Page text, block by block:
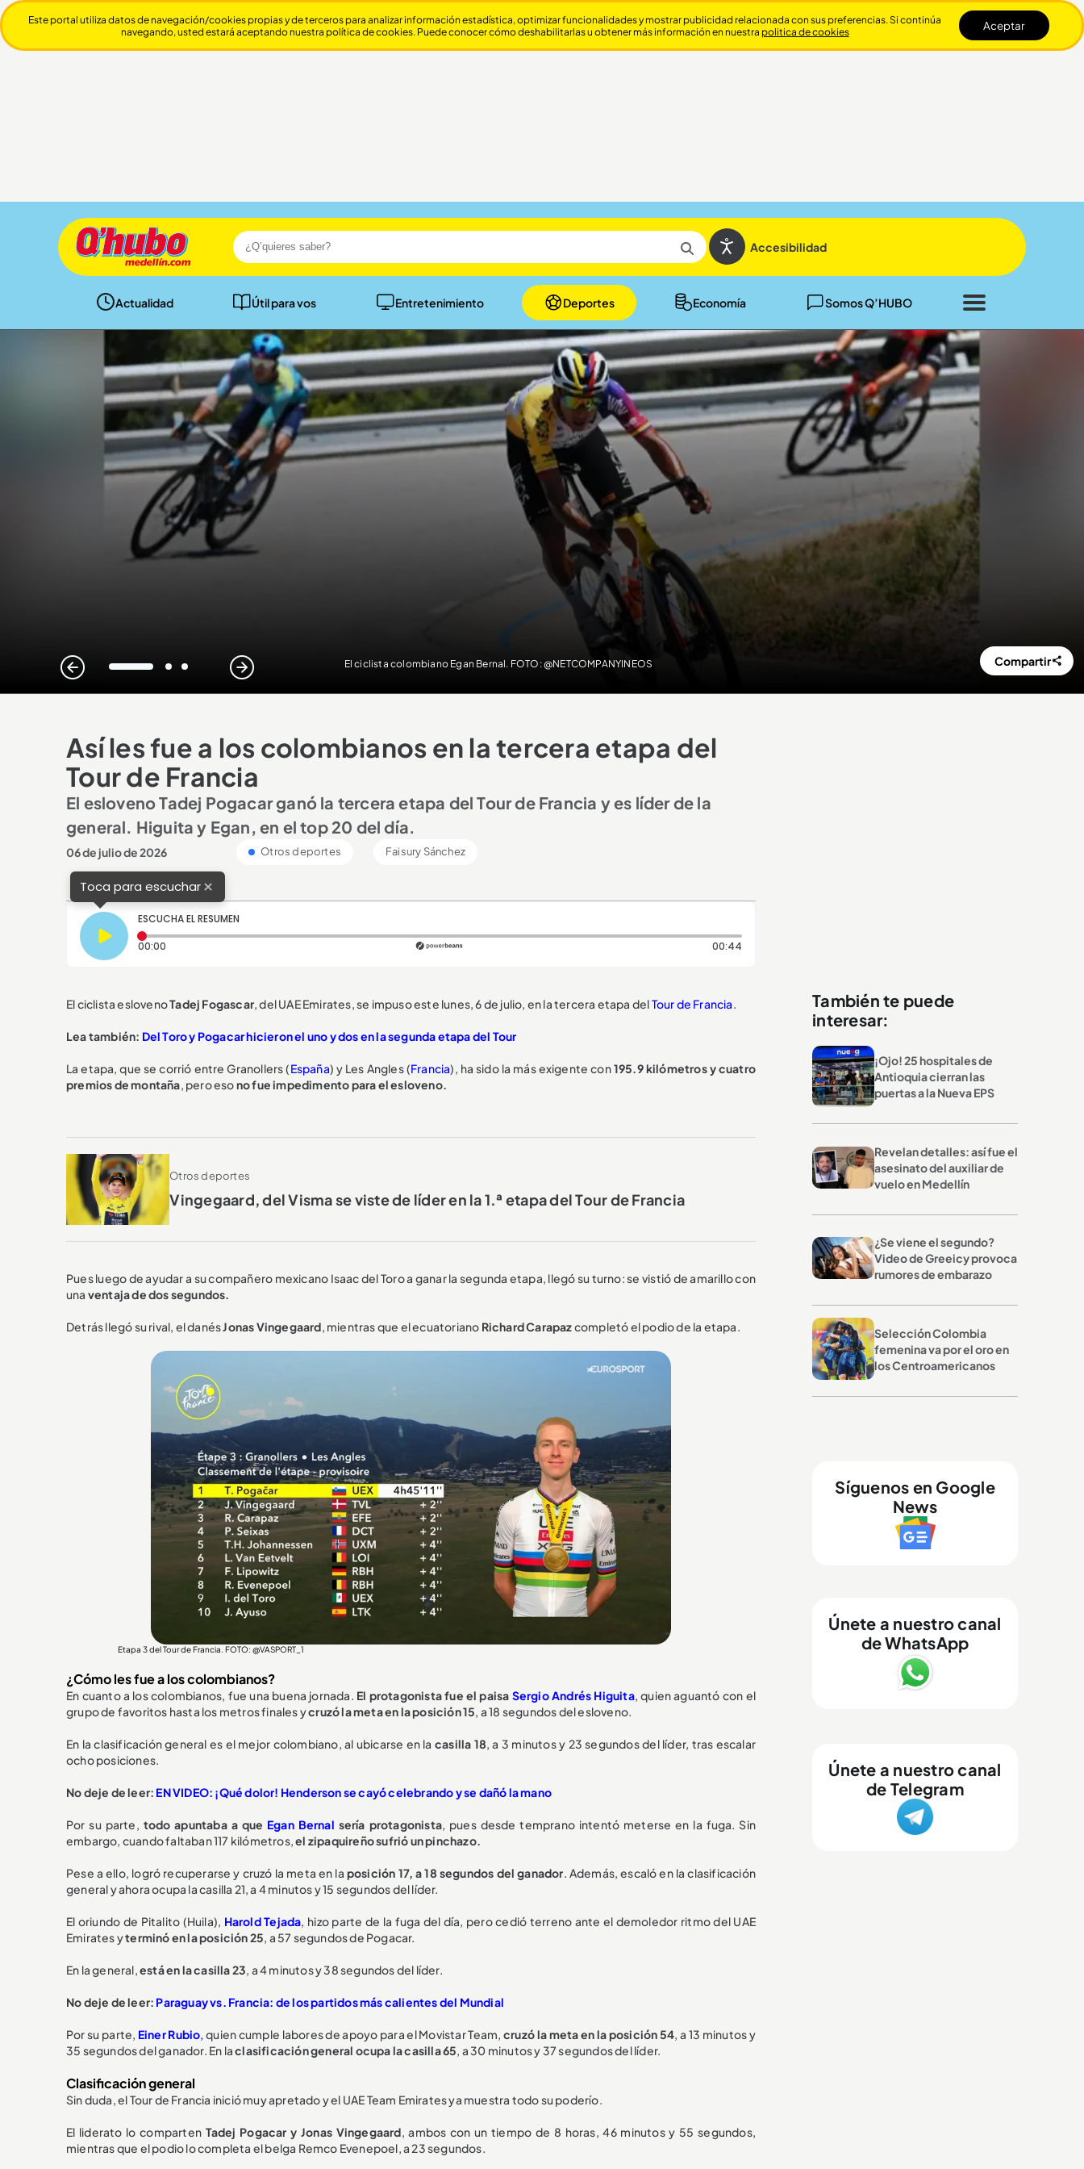
Accesibilidad
Actualidad Útil para vos Entretenimiento Deportes Economía Somos Q’HUBO
Cerrar
El ciclista colombiano Egan Bernal. FOTO: @NETCOMPANYINEOS
1 2 3
Compartir
Así les fue a los colombianos en la tercera etapa del
Tour de Francia
El esloveno Tadej Pogacar ganó la tercera etapa del Tour de Francia y es líder de la
general. Higuita y Egan, en el top 20 del día.
06 de julio de 2026 Otros deportes Faisury Sánchez
Toca para escuchar×
ESCUCHA EL RESUMEN
00:00
00:44Duración: 44 segundos
El ciclista eslovenoTadej Fogascar, del UAE Emirates, se impuso este lunes, 6 de julio, en la tercera etapa delTour de Francia.
Lea también: Del Toro y Pogacar hicieron el uno y dos en la segunda etapa del Tour
La etapa, que se corrió entre Granollers (España) y Les Angles (Francia), ha sido la más exigente con195.9 kilómetros y cuatro
premios de montaña, pero esono fue impedimento para el esloveno.
Otros deportes
Vingegaard, del Visma se viste de líder en la 1.ª etapa del Tour de Francia
Pues luego de ayudar a su compañero mexicano Isaac del Toro a ganar la segunda etapa, llegó su turno: se vistió de amarillo con
una ventaja de dos segundos.
Detrás llegó su rival, el danésJonas Vingegaard, mientras que el ecuatoriano Richard Carapazcompletó el podio de la etapa.
Etapa 3 del Tour de Francia. FOTO: @VASPORT_1
¿Cómo les fue a los colombianos?
En cuanto a los colombianos, fue una buena jornada. El protagonista fue el paisa Sergio Andrés Higuita, quien aguantó con el
grupo de favoritos hasta los metros finales ycruzó la meta en la posición 15, a 18 segundos del esloveno.
En la clasificación general es el mejor colombiano, al ubicarse en la casilla 18, a 3 minutos y 23 segundos del líder, tras escalar
ocho posiciones.
No deje de leer: EN VIDEO: ¡Qué dolor! Henderson se cayó celebrando y se dañó la mano
Por su parte, todo apuntaba a que Egan Bernal sería protagonista, pues desde temprano intentó meterse en la fuga. Sin
embargo, cuando faltaban 117 kilómetros,el zipaquireño sufrió un pinchazo.
Pese a ello, logró recuperarse y cruzó la meta en la posición 17, a 18 segundos del ganador. Además, escaló en la clasificación
general y ahora ocupa la casilla 21, a 4 minutos y 15 segundos del líder.
El oriundo de Pitalito (Huila), Harold Tejada, hizo parte de la fuga del día, pero cedió terreno ante el demoledor ritmo del UAE
Emirates yterminó en la posición 25, a 57 segundos de Pogacar.
En la general,está en la casilla 23, a 4 minutos y 38 segundos del líder.
No deje de leer: Paraguay vs. Francia: de los partidos más calientes del Mundial
Por su parte, Einer Rubio, quien cumple labores de apoyo para el Movistar Team,cruzó la meta en la posición 54, a 13 minutos y
35 segundos del ganador. En laclasificación general ocupa la casilla 65, a 30 minutos y 37 segundos del líder.
Clasificación general
Sin duda, el Tour de Francia inició muy apretado y el UAE Team Emirates ya muestra todo su poderío.
El liderato lo comparten Tadej Pogacar y Jonas Vingegaard, ambos con un tiempo de 8 horas, 46 minutos y 55 segundos,
mientras que el podio lo completa el belga Remco Evenepoel, a 23 segundos.
También te puede
interesar:
¡Ojo! 25 hospitales de
Antioquia cierran las
puertas a la Nueva EPS
Revelan detalles: así fue el
asesinato del auxiliar de
vuelo en Medellín
¿Se viene el segundo?
Video de Greeicy provoca
rumores de embarazo
Selección Colombia
femenina va por el oro en
los Centroamericanos
Síguenos en Google
News
Únete a nuestro canal
de WhatsApp
Únete a nuestro canal
de Telegram
Este portal utiliza datos de navegación/cookies propias y de terceros para analizar información estadística, optimizar funcionalidades y mostrar publicidad relacionada con sus preferencias. Si continúa
navegando, usted estará aceptando nuestra política de cookies. Puede conocer cómo deshabilitarlas u obtener más información en nuestra politica de cookies Aceptar